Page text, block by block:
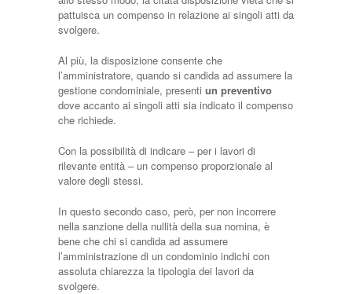
pattuisca un compenso in relazione ai singoli atti da
svolgere.
Al più, la disposizione consente che
l’amministratore, quando si candida ad assumere la
gestione condominiale, presenti un preventivo
dove accanto ai singoli atti sia indicato il compenso
che richiede.
Con la possibilità di indicare – per i lavori di
rilevante entità – un compenso proporzionale al
valore degli stessi.
In questo secondo caso, però, per non incorrere
nella sanzione della nullità della sua nomina, è
bene che chi si candida ad assumere
l’amministrazione di un condominio indichi con
assoluta chiarezza la tipologia dei lavori da
svolgere.